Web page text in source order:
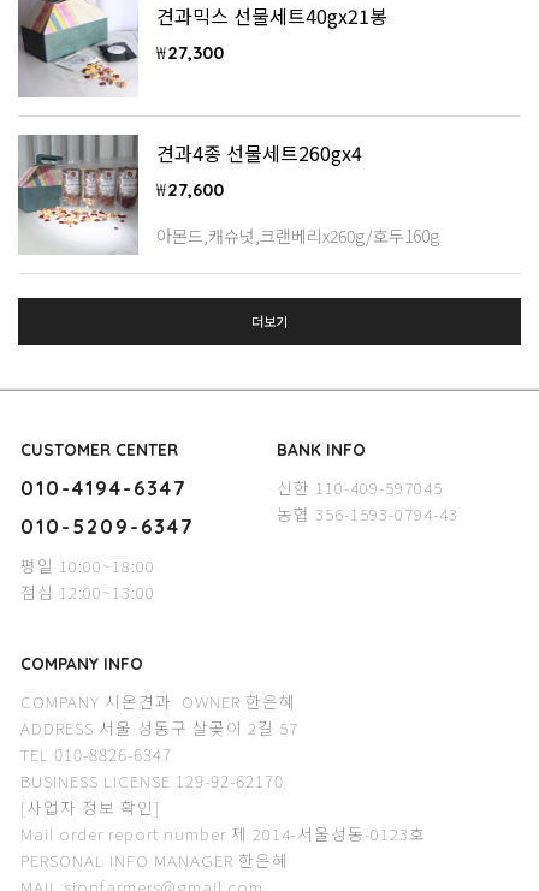
견과믹스 선물세트40gx21봉
₩27,300
견과4종 선물세트260gx4
₩27,600
아몬드,캐슈넛,크랜베리x260g/호두160g
더보기
CUSTOMER CENTER
010-4194-6347
010-5209-6347
평일 10:00~18:00
점심 12:00~13:00
BANK INFO
신한 110-409-597045
농협 356-1593-0794-43
COMPANY INFO
COMPANY 시온견과 OWNER 한은혜
ADDRESS 서울 성동구 살곶이 2길 57
TEL 010-8826-6347
BUSINESS LICENSE 129-92-62170
[사업자 정보 확인]
Mail order report number 제 2014-서울성동-0123호
PERSONAL INFO MANAGER 한은혜